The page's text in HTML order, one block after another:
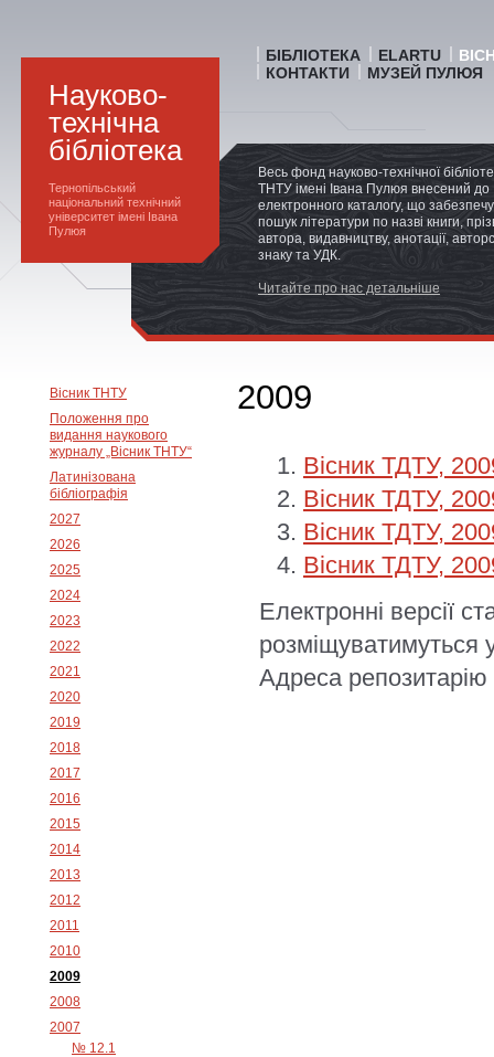
Науково-
технічна
бібліотека
Тернопільський
національний технічний
університет імені Івана
Пулюя
БІБЛІОТЕКА ELARTU
КОНТАКТИ
МУЗЕЙ ПУЛЮЯ
Весь фонд науково-технічної
ТНТУ імені Івана Пулюя внесений до
електронного каталогу, що
пошук літератури по назві книги,
автора, видавництву, анотації,
знаку та УДК.
Читайте про нас детальніше
Вісник ТНТУ
Положення про
видання наукового
журналу „Вісник ТНТУ“
Латинізована
бібліографія
2027
2026
2025
2024
2023
2022
2021
2020
2019
2018
2017
2016
2015
2014
2013
2012
2011
2010
2009
2008
2007
№ 12.1
2009
Вісник ТДТУ,
Вісник ТДТУ,
Вісник ТДТУ,
Вісник ТДТУ,
Електронні версії
розміщуватимуться
Адреса